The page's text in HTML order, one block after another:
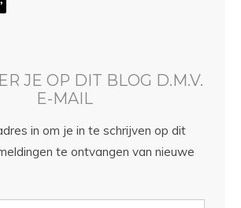
JE OP DIT BLOG D.M.V.
E-MAIL
in om je in te schrijven op dit
te ontvangen van nieuwe